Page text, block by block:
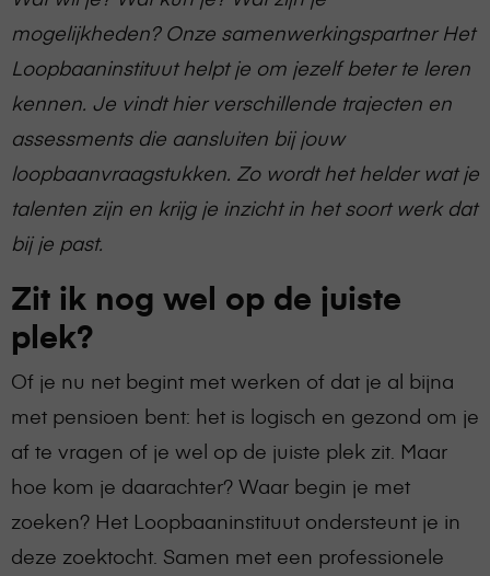
mogelijkheden? Onze samenwerkingspartner Het
Loopbaaninstituut helpt je om jezelf beter te leren
kennen. Je vindt hier verschillende trajecten en
assessments die aansluiten bij jouw
loopbaanvraagstukken. Zo wordt het helder wat je
talenten zijn en krijg je inzicht in het soort werk dat
bij je past.
Zit ik nog wel op de juiste
plek?
Of je nu net begint met werken of dat je al bijna
met pensioen bent: het is logisch en gezond om je
af te vragen of je wel op de juiste plek zit. Maar
hoe kom je daarachter? Waar begin je met
zoeken? Het Loopbaaninstituut ondersteunt je in
deze zoektocht. Samen met een professionele